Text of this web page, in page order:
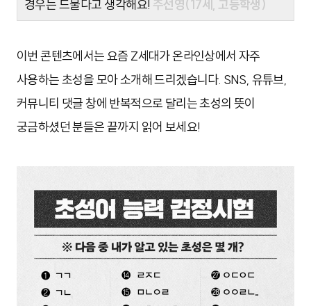
경우는 드물다고 생각해요! 주선영(17세, 고등학생)
이번 콘텐츠에서는 요즘 Z세대가 온라인상에서 자주
사용하는 초성을 모아 소개해 드리겠습니다. SNS, 유튜브,
커뮤니티 댓글 창에 반복적으로 달리는 초성의 뜻이
궁금하셨던 분들은 끝까지 읽어 보세요!